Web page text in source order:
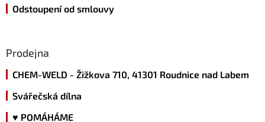
Odstoupení od smlouvy
Prodejna
CHEM-WELD - Žižkova 710, 41301 Roudnice nad Labem
Svářečská dílna
♥ POMÁHÁME